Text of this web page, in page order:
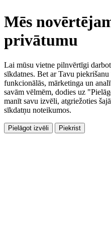
Mēs
privātumu
Lai mūsu vietne pilnvērtīgi
sīkdatnes. Bet ar Tavu
funkcionālās, mārketinga un
savām vēlmēm, dodies uz
manīt savu izvēli, atgriežoties
sīkdatņu noteikumos.
Pielāgot izvēli Piekrist